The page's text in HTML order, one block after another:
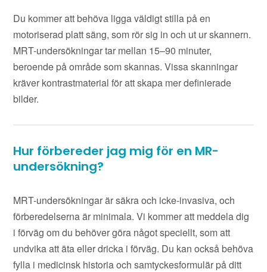
Du kommer att behöva ligga väldigt stilla på en
motoriserad platt säng, som rör sig in och ut ur skannern.
MRT-undersökningar tar mellan 15–90 minuter,
beroende på område som skannas. Vissa skanningar
kräver kontrastmaterial för att skapa mer definierade
bilder.
Hur förbereder jag mig för en MR-
undersökning?
MRT-undersökningar är säkra och icke-invasiva, och
förberedelserna är minimala. Vi kommer att meddela dig
i förväg om du behöver göra något speciellt, som att
undvika att äta eller dricka i förväg. Du kan också behöva
fylla i medicinsk historia och samtyckesformulär på ditt